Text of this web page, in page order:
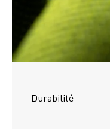
Durabilité